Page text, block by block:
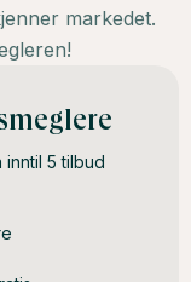
markedet.
inntil 5 tilbud